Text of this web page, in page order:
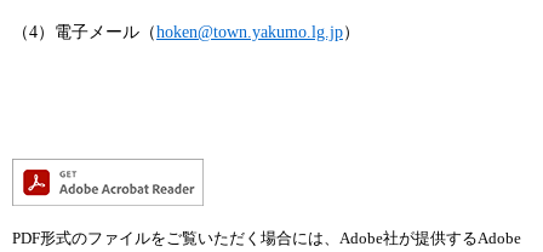
（4）電子メール（hoken@town.yakumo.lg.jp）
PDF形式のファイルをご覧いただく場合には、Adobe社が提供するAdobe